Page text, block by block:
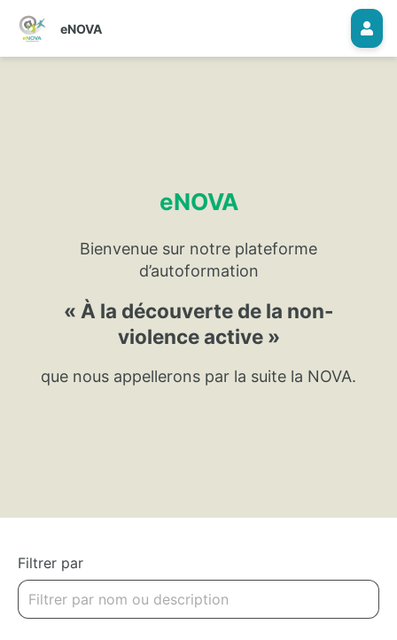
eNOVA
eNOVA
Bienvenue sur notre plateforme
d’autoformation
« À la découverte de la non-
violence active »
que nous appellerons par la suite la NOVA.
Filtrer par